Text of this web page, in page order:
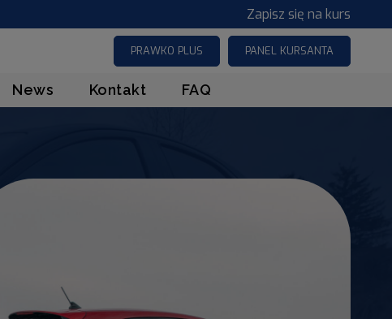
Zapisz się na kurs
PRAWKO PLUS PANEL KURSANTA
News Kontakt FAQ